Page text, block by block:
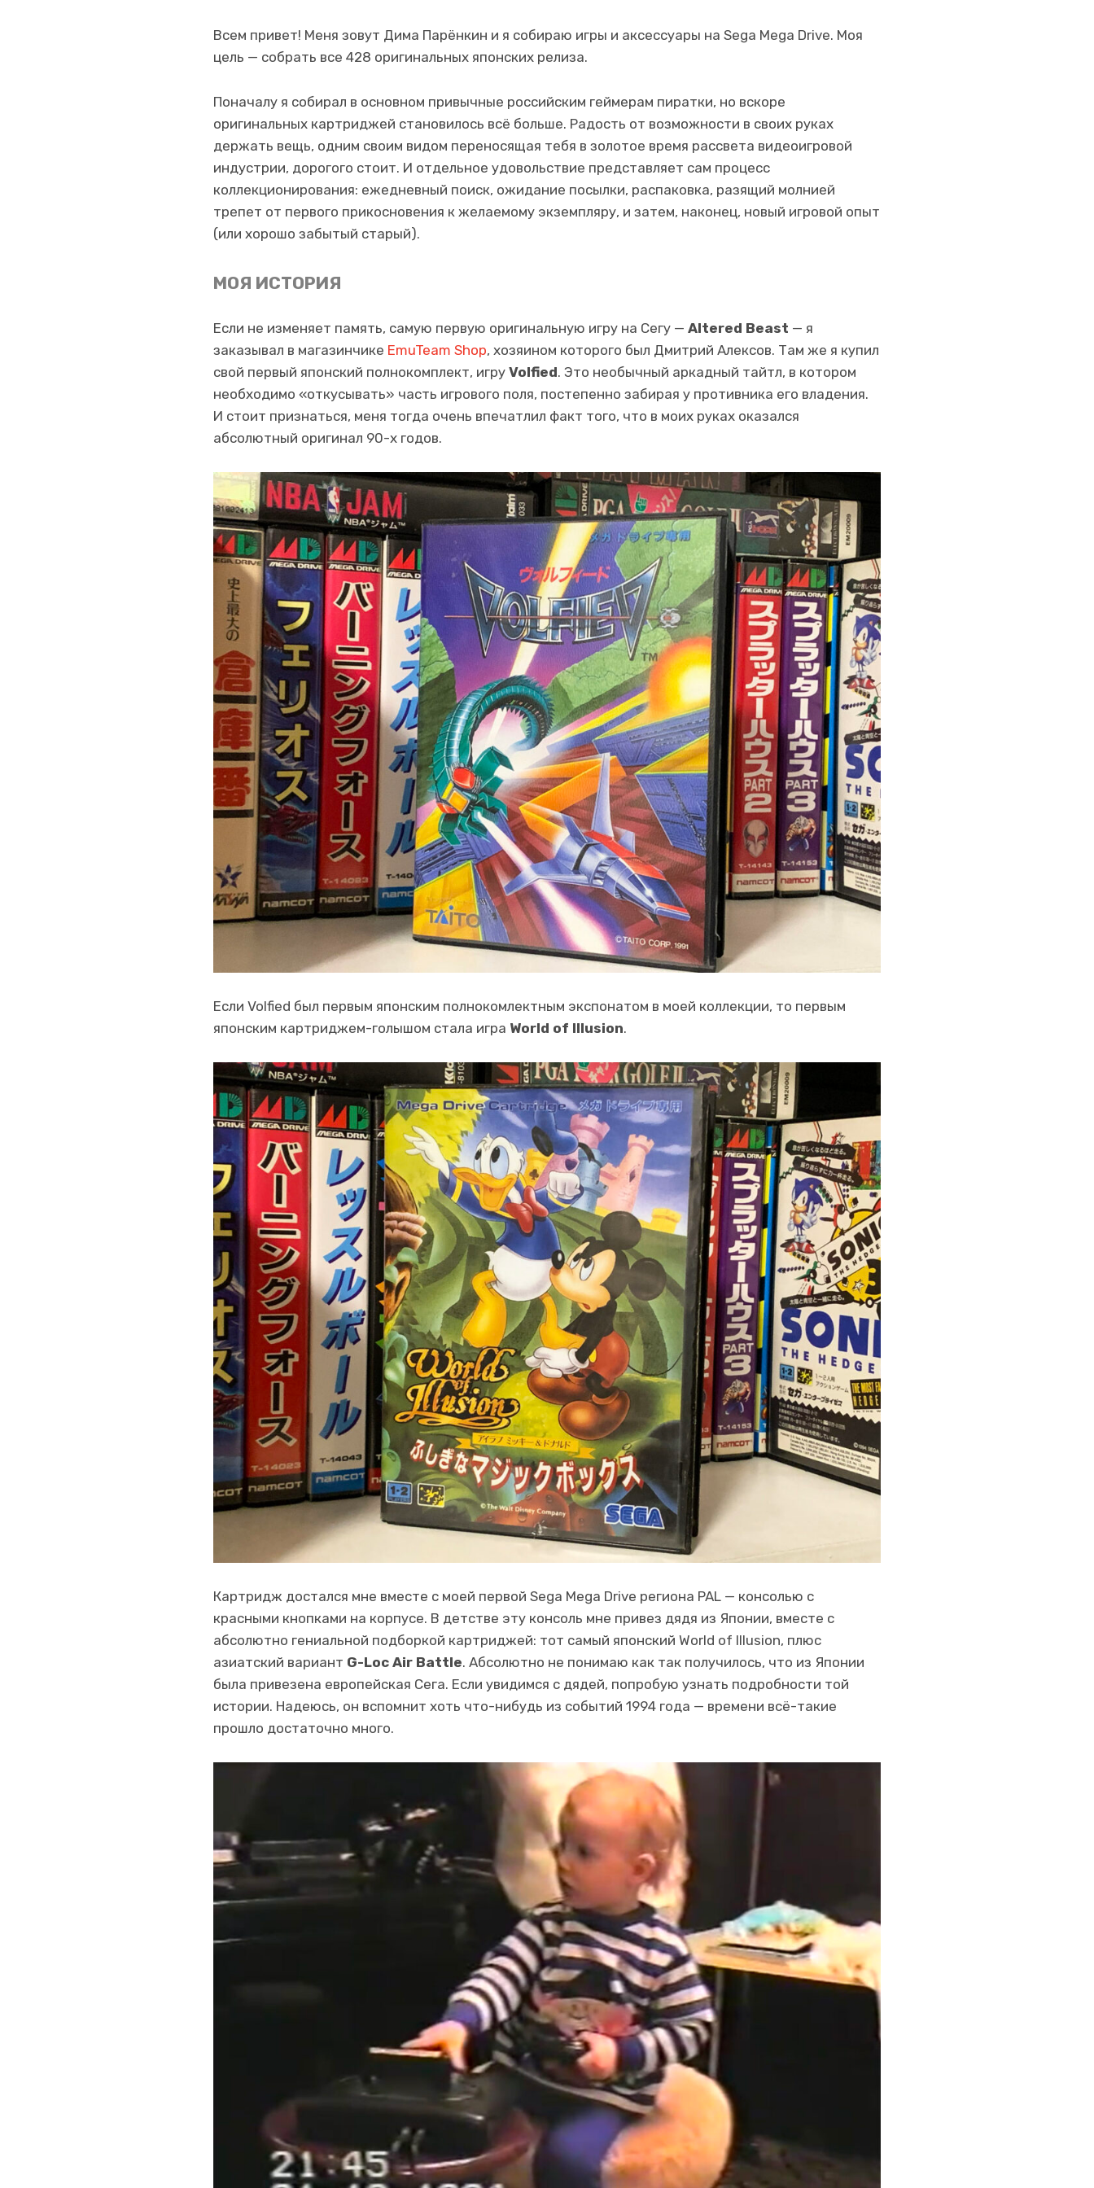
Всем привет! Меня зовут Дима Парёнкин и я собираю игры и аксессуары на Sega Mega Drive. Моя
цель — собрать все 428 оригинальных японских релиза.
Поначалу я собирал в основном привычные российским геймерам пиратки, но вскоре
оригинальных картриджей становилось всё больше. Радость от возможности в своих руках
держать вещь, одним своим видом переносящая тебя в золотое время рассвета видеоигровой
индустрии, дорогого стоит. И отдельное удовольствие представляет сам процесс
коллекционирования: ежедневный поиск, ожидание посылки, распаковка, разящий молнией
трепет от первого прикосновения к желаемому экземпляру, и затем, наконец, новый игровой опыт
(или хорошо забытый старый).
МОЯ ИСТОРИЯ
Если не изменяет память, самую первую оригинальную игру на Сегу — Altered Beast — я
заказывал в магазинчике EmuTeam Shop, хозяином которого был Дмитрий Алексов. Там же я купил
свой первый японский полнокомплект, игру Volfied. Это необычный аркадный тайтл, в котором
необходимо «откусывать» часть игрового поля, постепенно забирая у противника его владения.
И стоит признаться, меня тогда очень впечатлил факт того, что в моих руках оказался
абсолютный оригинал 90-х годов.
Если Volfied был первым японским полнокомлектным экспонатом в моей коллекции, то первым
японским картриджем-голышом стала игра World of Illusion.
Картридж достался мне вместе с моей первой Sega Mega Drive региона PAL — консолью с
красными кнопками на корпусе. В детстве эту консоль мне привез дядя из Японии, вместе с
абсолютно гениальной подборкой картриджей: тот самый японский World of Illusion, плюс
азиатский вариант G-Loc Air Battle. Абсолютно не понимаю как так получилось, что из Японии
была привезена европейская Сега. Если увидимся с дядей, попробую узнать подробности той
истории. Надеюсь, он вспомнит хоть что-нибудь из событий 1994 года — времени всё-такие
прошло достаточно много.